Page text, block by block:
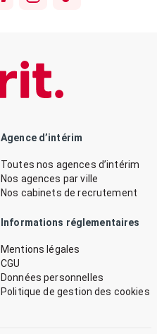
Agence d’intérim
Toutes nos agences d’intérim
Nos agences par ville
Nos cabinets de recrutement
Informations réglementaires
Mentions légales
CGU
Données personnelles
Politique de gestion des cookies